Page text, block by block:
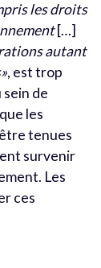
les droits
[…]
autant
, est trop
sein de
les
tenues
survenir
Les
ces